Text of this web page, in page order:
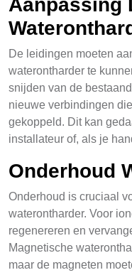
Aanpassing
De leidingen moeten
waterontharder te
snijden van de
nieuwe verbindingen
gekoppeld. Dit kan
installateur of, als je
Onderhoud
Onderhoud is cruciaal
waterontharder. Voor
regenereren en
Magnetische
maar de magneten